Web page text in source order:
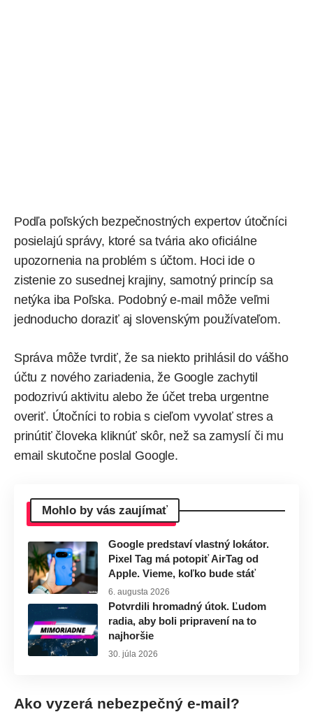
Podľa poľských bezpečnostných expertov útočníci
posielajú správy, ktoré sa tvária ako oficiálne
upozornenia na problém s účtom. Hoci ide o
zistenie zo susednej krajiny, samotný princíp sa
netýka iba Poľska. Podobný e-mail môže veľmi
jednoducho doraziť aj slovenským používateľom.
Správa môže tvrdiť, že sa niekto prihlásil do vášho
účtu z nového zariadenia, že Googlezachytil
podozrivú aktivitu alebo že účet treba urgentne
overiť. Útočníci to robia s cieľom vyvolať stres a
prinútiť človeka kliknúť skôr, než sa zamyslí či mu
email skutočne poslal Google.
Mohlo by vás zaujímať
Google predstaví vlastný lokátor.
Pixel Tag má potopiť AirTag od
Apple. Vieme, koľko bude stáť
6. augusta 2026
Potvrdili hromadný útok. Ľudom
radia, aby boli pripravení na to
najhoršie
30. júla 2026
Ako vyzerá nebezpečný e-mail?